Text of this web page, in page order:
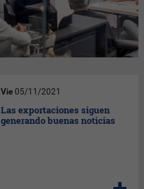
Vie 05/11/2021
Las exportaciones siguen
generando buenas noticias